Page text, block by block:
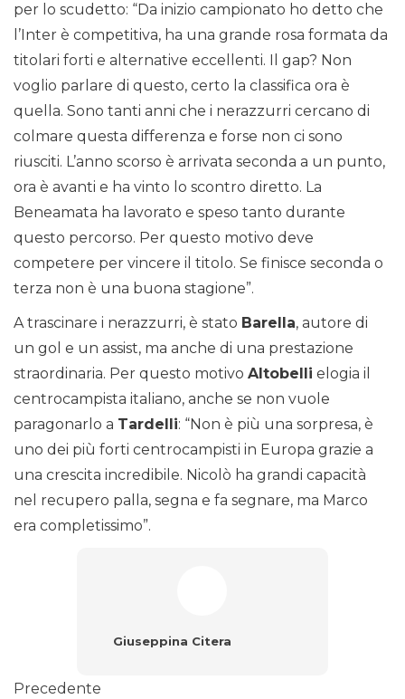
per lo scudetto: “Da inizio campionato ho detto che
l’Inter è competitiva, ha una grande rosa formata da
titolari forti e alternative eccellenti. Il gap? Non
voglio parlare di questo, certo la classifica ora è
quella. Sono tanti anni che i nerazzurri cercano di
colmare questa differenza e forse non ci sono
riusciti. L’anno scorso è arrivata seconda a un punto,
ora è avanti e ha vinto lo scontro diretto. La
Beneamata ha lavorato e speso tanto durante
questo percorso. Per questo motivo deve
competere per vincere il titolo. Se finisce seconda o
terza non è una buona stagione”.
A trascinare i nerazzurri, è stato Barella, autore di
un gol e un assist, ma anche di una prestazione
straordinaria. Per questo motivo Altobelli elogia il
centrocampista italiano, anche se non vuole
paragonarlo a Tardelli: “Non è più una sorpresa, è
uno dei più forti centrocampisti in Europa grazie a
una crescita incredibile. Nicolò ha grandi capacità
nel recupero palla, segna e fa segnare, ma Marco
era completissimo”.
Giuseppina Citera
Precedente